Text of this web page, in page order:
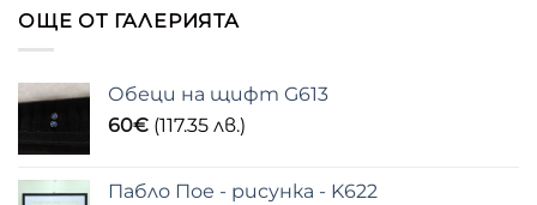
ОЩЕ ОТ ГАЛЕРИЯТА
Обеци на щифт G613
60€ (117.35 лв.)
Пабло Пое - рисунка - K622